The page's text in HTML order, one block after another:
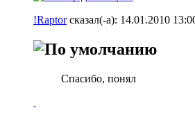
!Raptorсказал(-а): 14.01.2010
Спасибо, понял